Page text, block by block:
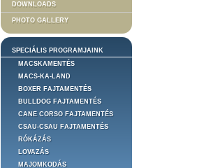
DOWNLOADS
PHOTO GALLERY
SPECIÁLIS PROGRAMJAINK
MACSKAMENTÉS
MACS-KA-LAND
BOXER FAJTAMENTÉS
BULLDOG FAJTAMENTÉS
CANE CORSO FAJTAMENTÉS
CSAU-CSAU FAJTAMENTÉS
RÓKÁZÁS
LOVAZÁS
MAJOMKODÁS